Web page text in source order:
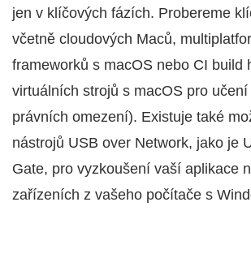
jen v klíčových fázích. Probereme
včetně cloudových Maců,
frameworků s macOS nebo CI build
virtuálních strojů s macOS pro učení
právních omezení). Existuje také
nástrojů USB over Network, jako je
Gate, pro vyzkoušení vaší aplikace
zařízeních z vašeho počítače s